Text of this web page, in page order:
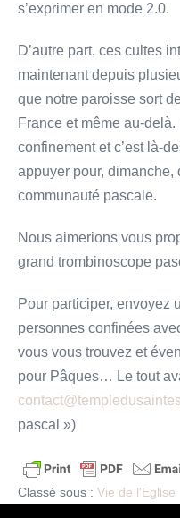
s’exprimer en mode 2.0.
D’autre part, ces cultes
maintenant depuis
que notre paroisse sort
France et même au-
confinement et c’est là-
appuyer pour,
communauté pascale.
Nous aimerions vous
grand trombinoscope
Pour participer, envoyez
personnes confinées
vous vous trouvez et
pour Pâques… Le tout
pascal »)
Classé sous : Vie de l'Eglise